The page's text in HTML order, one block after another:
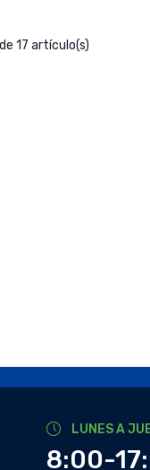
17 artículo(s)
LUNES A
8:00-